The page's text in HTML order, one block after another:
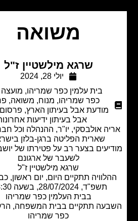
משואה
שרגא מילשטיין ז"ל
בית עלמין כפר שמריהו ,מועצה דתית
כפר שמריהו ,מנוח,משואה,פרסום
מודעת אבל בעיתון הארץ,פרסום מודעת
אבל בעיתון ידיעות אחרונות
אולבסקי, יו"ר, ההנהלה וכל חברי ארגון
שארית הפליטה ברגן-בלזן בישראל
בצער רב על פטירתו של יושב הראש
לשעבר של ארגונם
שרגא מילשטיין ז"ל
תתקיים היום, יום ראשון, כב' תמוז
תשפ"ד, 28/07/2024, בשעה 18:30,
בבית העלמין כפר שמריהו
השבעה תתקיים בבית המשפחה, הרקפות 2,
כפר שמריהו